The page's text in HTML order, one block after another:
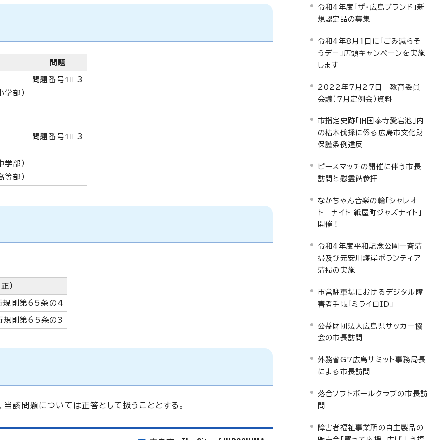
問題
学部）
問題番号1⃣ 3
学部）
等部）
問題番号1⃣ 3
正）
規則第65条の4
規則第65条の3
該問題については正答として扱うこととする。
令和4年度「ザ・広島ブランド」新
規認定品の募集
令和4年8月1日に「ごみ減らそ
うデー」店頭キャンペーンを実施
します
2022年7月27日 教育委員
会議（7月定例会）資料
市指定史跡「旧国泰寺愛宕池」内
の枯木伐採に係る広島市文化財
保護条例違反
ピースマッチの開催に伴う市長
訪問と慰霊碑参拝
なかちゃん音楽の輪「シャレオ
ト ナイト 紙屋町ジャズナイト」
開催！
令和4年度平和記念公園一斉清
掃及び元安川護岸ボランティア
清掃の実施
市営駐車場におけるデジタル障
害者手帳「ミライロID」
公益財団法人広島県サッカー協
会の市長訪問
外務省G7広島サミット事務局長
による市長訪問
落合ソフトボールクラブの市長訪
問
障害者福祉事業所の自主製品の